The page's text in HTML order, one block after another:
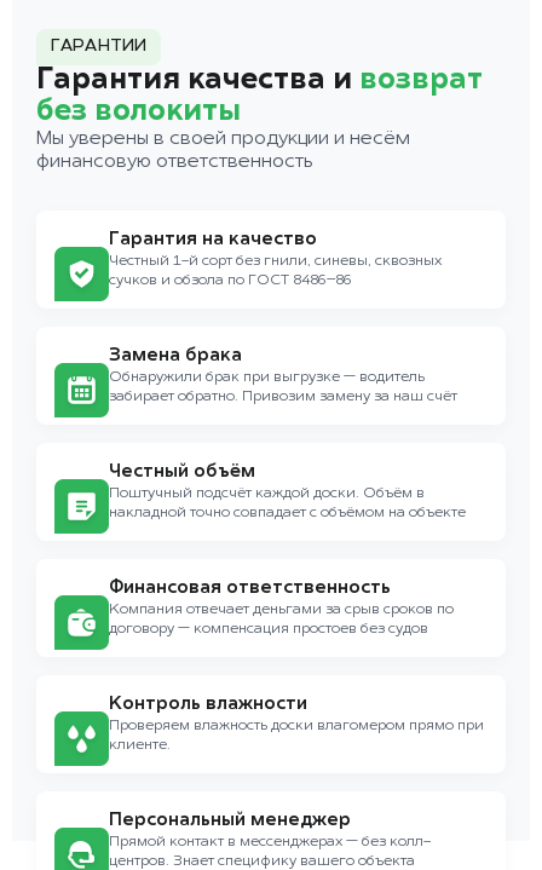
ГАРАНТИИ
Гарантия качества и возврат
без волокиты
Мы уверены в своей продукции и несём
финансовую ответственность
Гарантия на качество
Честный 1-й сорт без гнили, синевы, сквозных
сучков и обзола по ГОСТ 8486–86
Замена брака
Обнаружили брак при выгрузке — водитель
забирает обратно. Привозим замену за наш счёт
Честный объём
Поштучный подсчёт каждой доски. Объём в
накладной точно совпадает с объёмом на объекте
Финансовая ответственность
Компания отвечает деньгами за срыв сроков по
договору — компенсация простоев без судов
Контроль влажности
Проверяем влажность доски влагомером прямо при
клиенте.
Персональный менеджер
Прямой контакт в мессенджерах — без колл-
центров. Знает специфику вашего объекта